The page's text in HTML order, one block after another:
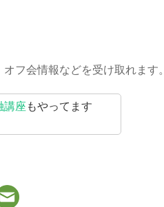
フ会情報などを受け取れます。
講座 もやってます